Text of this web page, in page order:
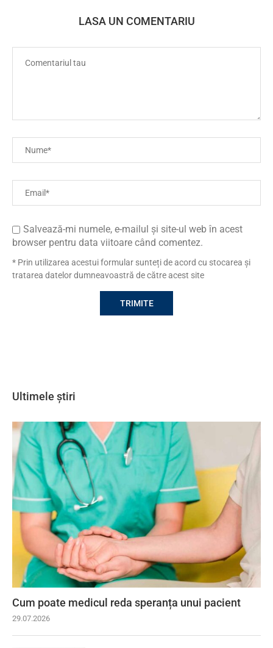
LASA UN COMENTARIU
Salvează-mi numele, e-mailul și site-ul web în acest
browser pentru data viitoare când comentez.
* Prin utilizarea acestui formular sunteți de acord cu stocarea și
tratarea datelor dumneavoastră de către acest site
Ultimele știri
Cum poate medicul reda speranța unui pacient
29.07.2026